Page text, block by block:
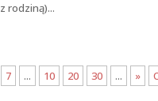
rodziną)...
7 ... 10 20 30 ... »